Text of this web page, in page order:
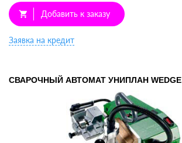
shopping_cart Добавить к заказу
Заявка на кредит
СВАРОЧНЫЙ АВТОМАТ УНИПЛАН WEDGE